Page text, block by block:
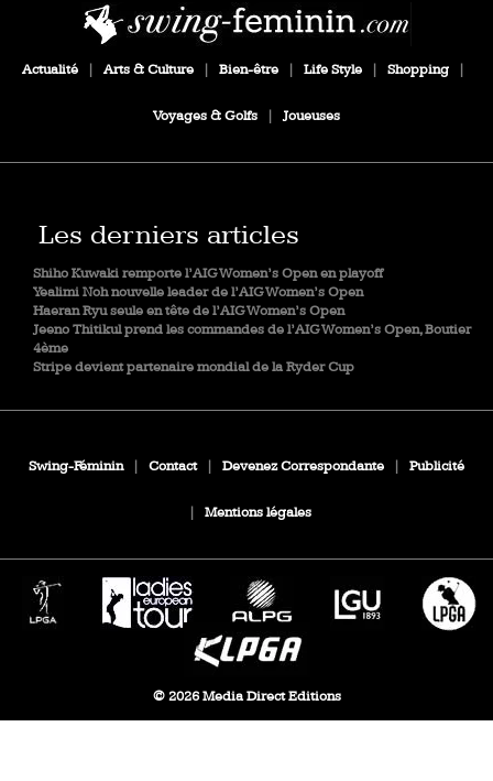
Actualité | Arts & Culture | Bien-être | Life Style | Shopping |
Voyages & Golfs | Joueuses
Les derniers articles
Shiho Kuwaki remporte l’AIG Women’s Open en playoff
Yealimi Noh nouvelle leader de l’AIG Women’s Open
Haeran Ryu seule en tête de l’AIG Women’s Open
Jeeno Thitikul prend les commandes de l’AIG Women’s Open, Boutier
4ème
Stripe devient partenaire mondial de la Ryder Cup
Swing-Féminin | Contact | Devenez Correspondante | Publicité
| Mentions légales
© 2026 Media Direct Editions